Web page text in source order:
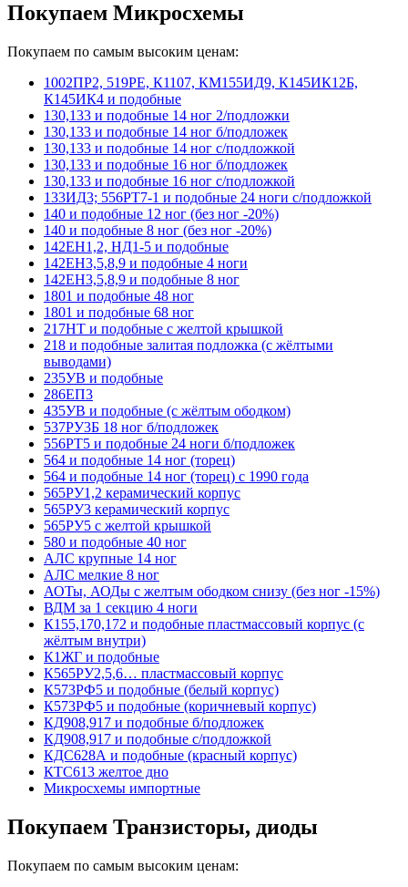
Покупаем Микросхемы
Покупаем по самым высоким ценам:
1002ПР2, 519РЕ, К1107, КМ155ИД9, К145ИК12Б,
К145ИК4 и подобные
130,133 и подобные 14 ног 2/подложки
130,133 и подобные 14 ног б/подложек
130,133 и подобные 14 ног с/подложкой
130,133 и подобные 16 ног б/подложек
130,133 и подобные 16 ног с/подложкой
133ИД3; 556РТ7-1 и подобные 24 ноги с/подложкой
140 и подобные 12 ног (без ног -20%)
140 и подобные 8 ног (без ног -20%)
142ЕН1,2, НД1-5 и подобные
142ЕН3,5,8,9 и подобные 4 ноги
142ЕН3,5,8,9 и подобные 8 ног
1801 и подобные 48 ног
1801 и подобные 68 ног
217НТ и подобные с желтой крышкой
218 и подобные залитая подложка (с жёлтыми
выводами)
235УВ и подобные
286ЕП3
435УВ и подобные (с жёлтым ободком)
537РУ3Б 18 ног б/подложек
556РТ5 и подобные 24 ноги б/подложек
564 и подобные 14 ног (торец)
564 и подобные 14 ног (торец) с 1990 года
565РУ1,2 керамический корпус
565РУ3 керамический корпус
565РУ5 с желтой крышкой
580 и подобные 40 ног
АЛС крупные 14 ног
АЛС мелкие 8 ног
АОТы, АОДы с желтым ободком снизу (без ног -15%)
ВДМ за 1 секцию 4 ноги
К155,170,172 и подобные пластмассовый корпус (с
жёлтым внутри)
К1ЖГ и подобные
К565РУ2,5,6… пластмассовый корпус
К573РФ5 и подобные (белый корпус)
К573РФ5 и подобные (коричневый корпус)
КД908,917 и подобные б/подложек
КД908,917 и подобные с/подложкой
КДС628А и подобные (красный корпус)
КТС613 желтое дно
Микросхемы импортные
Покупаем Транзисторы, диоды
Покупаем по самым высоким ценам: